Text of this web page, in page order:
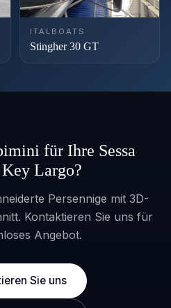
ITALBOATS
Stingher 30 GT
für Ihre Sessa
Largo?
Persennige mit 3D-
Kontaktieren Sie uns für
Angebot.
Sie uns